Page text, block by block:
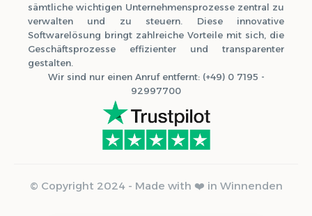
sämtliche wichtigen Unternehmensprozesse zentral zu
verwalten und zu steuern. Diese innovative
Softwarelösung bringt zahlreiche Vorteile mit sich, die
Geschäftsprozesse effizienter und transparenter
gestalten.
Wir sind nur einen Anruf entfernt: (+49) 0 7195 -
92997700
© Copyright 2024 - Made with ❤️ in Winnenden